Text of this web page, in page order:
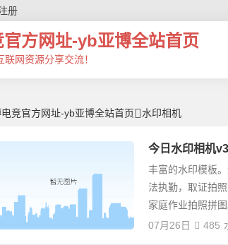
电竞官方网址
册
官方网址-yb亚博全站首页
联网资源分享交流！
竞官方网址-yb亚博全站首页 水印相机
今日水印相机
丰富的水印模板
法执勤，取证拍
家庭作业拍照拼图
07月26日
485